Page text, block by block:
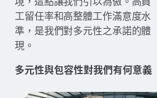
工留任率和高整體工作滿意度水
準，是我們對多元性之承諾的體
現。
多元性與包容性對我們有何意義